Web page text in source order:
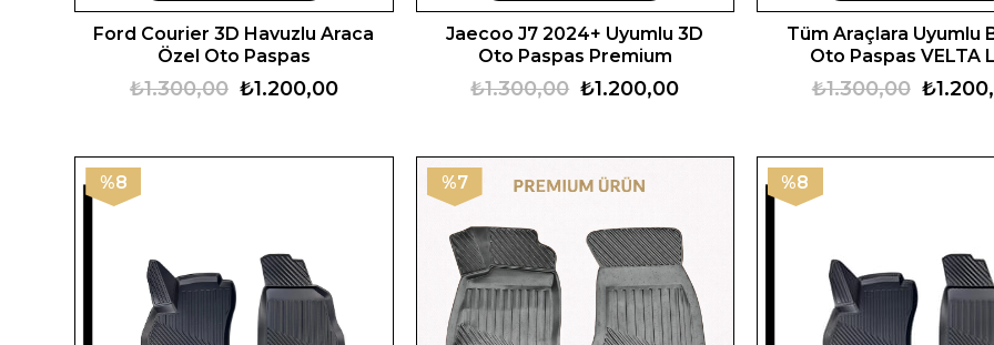
Ford Courier 3D Havuzlu Araca
Özel Oto Paspas
₺1.200,00
₺1.300,00
Jaecoo J7 2024+ Uyumlu 3D
Oto Paspas Premium
₺1.200,00
₺1.300,00
Tüm Araçlara Uyumlu
Oto Paspas VELTA
₺1.300,00
%8 %7 %8